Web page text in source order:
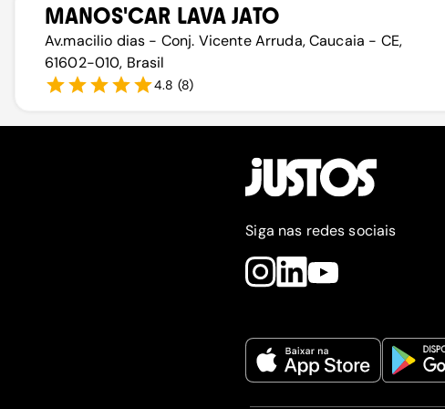
MANOS'CAR LAVA JATO
Av.macilio dias - Conj. Vicente Arruda, Caucaia - CE,
61602-010, Brasil
4.8 (8)
Siga nas redes sociais